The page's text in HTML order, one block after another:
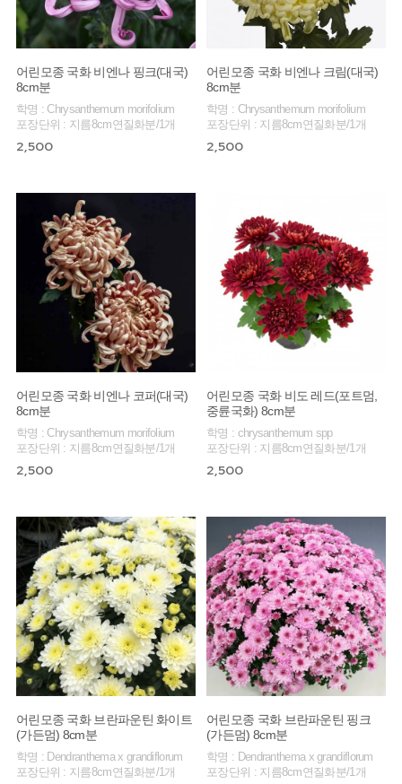
어린모종 국화 비엔나 핑크(대국)
8cm분
학명 : Chrysanthemum morifolium
포장단위 : 지름8cm연질화분/1개
2,500
어린모종 국화 비엔나 크림(대국)
8cm분
학명 : Chrysanthemum morifolium
포장단위 : 지름8cm연질화분/1개
2,500
어린모종 국화 비엔나 코퍼(대국)
8cm분
학명 : Chrysanthemum morifolium
포장단위 : 지름8cm연질화분/1개
2,500
어린모종 국화 비도 레드(포트멈,
중륜국화) 8cm분
학명 : chrysanthemum spp
포장단위 : 지름8cm연질화분/1개
2,500
어린모종 국화 브란파운틴 화이트
(가든멈) 8cm분
학명 : Dendranthema x grandiflorum
포장단위 : 지름8cm연질화분/1개
어린모종 국화 브란파운틴 핑크
(가든멈) 8cm분
학명 : Dendranthema x grandiflorum
포장단위 : 지름8cm연질화분/1개